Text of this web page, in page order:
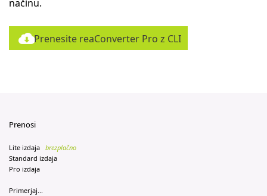
načinu.
Prenesite reaConverter Pro z CLI
Prenosi
Lite izdaja brezplačno
Standard izdaja
Pro izdaja
Primerjaj...